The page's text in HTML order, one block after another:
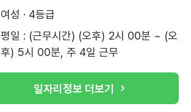
여성 · 4등급
평일 : (근무시간) (오후) 2시 00분 ~ (오
후) 5시 00분, 주 4일 근무
일자리정보 더보기